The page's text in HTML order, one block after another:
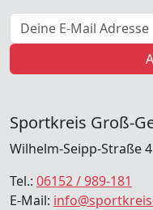
E-Mail Adresse
Sportkreis Groß-
Wilhelm-Seipp-Straße
Tel.: 06152 / 989-181
E-Mail: